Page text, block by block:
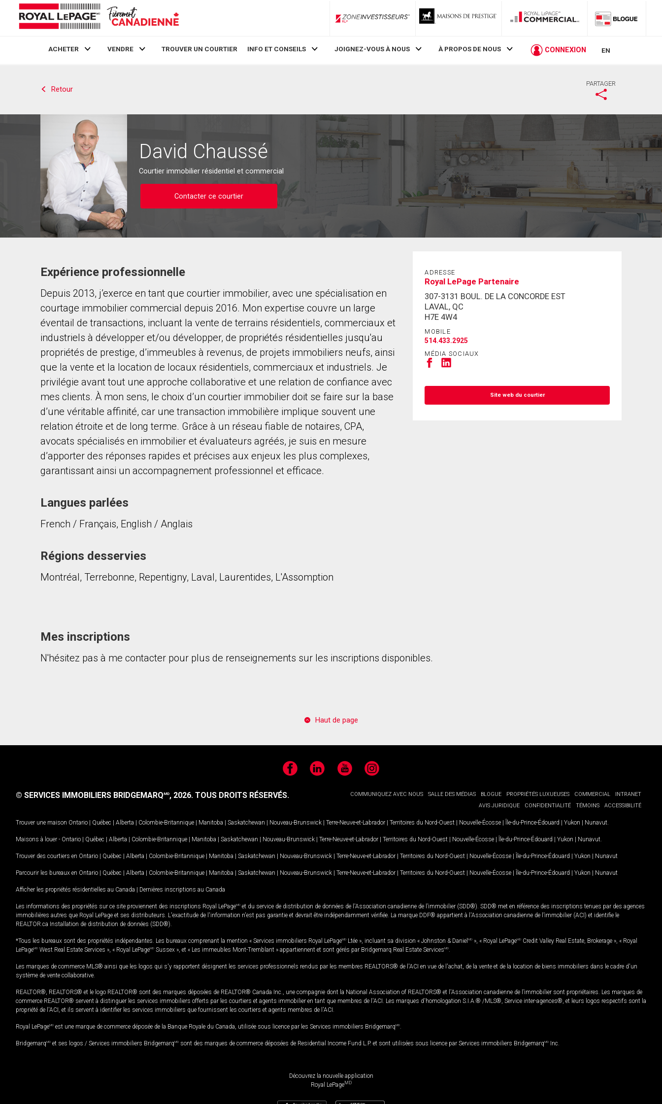
ZoneInvestisseurs RLP
ACHETER VENDRE TROUVER UN COURTIER INFO ET CONSEILS JOIGNEZ-VOUS À NOUS À PROPOS DE NOUS CONNEXION EN
Retour
PARTAGER
David Chaussé
Courtier immobilier résidentiel et commercial
Contacter ce courtier
Contacter ce courtier
Prénom
Nom
Courriel
(Optionnel)
Message
En cliquant sur le bouton « soumettre », vous consentez à nos conditions d'utilisation et vous nous fournissez l'autorisation écrite de communiquer avec vous.
Expérience professionnelle
Depuis 2013, j’exerce en tant que courtier immobilier, avec une spécialisation en
courtage immobilier commercial depuis 2016. Mon expertise couvre un large
éventail de transactions, incluant la vente de terrains résidentiels, commerciaux et
industriels à développer et/ou développer, de propriétés résidentielles jusqu'au
propriétés de prestige, d’immeubles à revenus, de projets immobiliers neufs, ainsi
que la vente et la location de locaux résidentiels, commerciaux et industriels. Je
privilégie avant tout une approche collaborative et une relation de confiance avec
mes clients. À mon sens, le choix d’un courtier immobilier doit se faire sur la base
d’une véritable affinité, car une transaction immobilière implique souvent une
relation étroite et de long terme. Grâce à un réseau fiable de notaires, CPA,
avocats spécialisés en immobilier et évaluateurs agréés, je suis en mesure
d’apporter des réponses rapides et précises aux enjeux les plus complexes,
garantissant ainsi un accompagnement professionnel et efficace.
Langues parlées
French / Français, English / Anglais
Régions desservies
Montréal, Terrebonne, Repentigny, Laval, Laurentides, L'Assomption
ADRESSE
Royal LePage Partenaire
307-3131 BOUL. DE LA CONCORDE EST
LAVAL, QC
H7E 4W4
MOBILE
514.433.2925
MÉDIA SOCIAUX
Site web du courtier
Mes inscriptions
N'hésitez pas à me contacter pour plus de renseignements sur les inscriptions disponibles.
Haut de page
FacebookLinkedIn YouTubeInstagram
COMMUNIQUEZ AVEC NOUS SALLE DES MÉDIAS BLOGUE PROPRIÉTÉS LUXUEUSES COMMERCIAL
INTRANET
AVIS JURIDIQUE
CONFIDENTIALITÉ TÉMOINS ACCESSIBILITÉ
© SERVICES IMMOBILIERS BRIDGEMARQMD, 2026. TOUS DROITS RÉSERVÉS.
Trouver une maison Ontario | Québec | Alberta | Colombie-Britannique | Manitoba | Saskatchewan | Nouveau-Brunswick | Terre-Neuve-et-Labrador | Territoires du Nord-Ouest | Nouvelle-Écosse | Île-du-Prince-Édouard | Yukon | Nunavut
Maisons à louer - Ontario | Québec | Alberta | Colombie-Britannique | Manitoba | Saskatchewan | Nouveau-Brunswick | Terre-Neuve-et-Labrador | Territoires du Nord-Ouest | Nouvelle-Écosse | Île-du-Prince-Édouard | Yukon | Nunavut
Trouver des courtiers en Ontario | Québec | Alberta | Colombie-Britannique | Manitoba | Saskatchewan | Nouveau-Brunswick | Terre-Neuve-et-Labrador | Territoires du Nord-Ouest | Nouvelle-Écosse | Île-du-Prince-Édouard | Yukon | Nunavut
Parcourir les bureaux en Ontario | Québec | Alberta | Colombie-Britannique | Manitoba | Saskatchewan | Nouveau-Brunswick | Terre-Neuve-et-Labrador | Territoires du Nord-Ouest | Nouvelle-Écosse | Île-du-Prince-Édouard | Yukon | Nunavut
Afficher les propriétés résidentielles au Canada | Dernières inscriptions au Canada
Les informations des propriétés sur ce site proviennent des inscriptions Royal LePageMD et du service de distribution de données de l'Association canadienne de l’immobilier (SDD®). SDD® met en référence des inscriptions tenues par des agences
immobilières autres que Royal LePage et ses distributeurs. L'exactitude de l'information n'est pas garantie et devrait être indépendamment vérifiée. La marque DDF® appartient à l'Association canadienne de l’immobilier (ACI) et identifie le
REALTOR.ca Installation de distribution de données (SDD®).
*Tous les bureaux sont des propriétés indépendantes. Les bureaux comprenant la mention « Services immobiliers Royal LePageMD Ltée », incluant sa division « Johnston & Daniel MD », « Royal LePageMD Credit Valley Real Estate, Brokerage », « Royal
LePageMD West Real Estate Services », « Royal LePageMD Sussex », et « Les immeubles Mont-Tremblant » appartiennent et sont gérés par Bridgemarq Real Estate ServicesMD
Les marques de commerce MLS® ainsi que les logos qui s'y rapportent désignent les services professionnels rendus par les membres REALTORS® de l'ACI en vue de l'achat, de la vente et de la location de biens immobiliers dans le cadre d'un
système de vente collaborative.
REALTOR®, REALTORS® et le logo REALTOR® sont des marques déposées de REALTOR® Canada Inc., une compagnie dont la National Association of REALTORS® et l'Association canadienne de l’immobilier sont propriétaires. Les marques de
commerce REALTOR® servent à distinguer les services immobiliers offerts par les courtiers et agents immobilier en tant que membres de l'ACI. Les marques d'homologation S.I.A.® /MLS®, Service inter-agences®, et leurs logos respectifs sont la
propriété de l'ACI, et ils servent à identifier les services immobiliers que fournissent les courtiers et agents membres de l'ACI.
Royal LePageMD est une marque de commerce déposée de la Banque Royale du Canada, utilisée sous licence par les Services immobiliers BridgemarqMD
BridgemarqMD et ses logos / Services immobiliers BridgemarqMD sont des marques de commerce déposées de Residential Income Fund L.P. et sont utilisées sous licence par Services immobiliers BridgemarqMD Inc.
Découvrez la nouvelle application
Royal LePageMD